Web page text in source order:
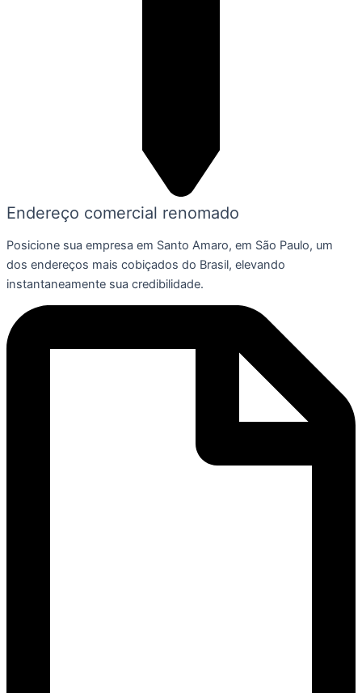
Endereço comercial renomado
Posicione sua empresa em Santo Amaro, em São Paulo, um
dos endereços mais cobiçados do Brasil, elevando
instantaneamente sua credibilidade.